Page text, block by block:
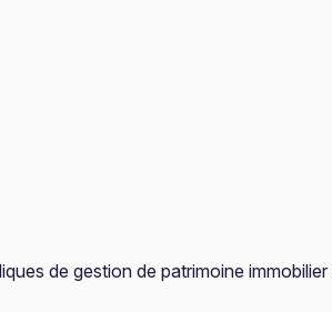
de gestion de patrimoine immobilier